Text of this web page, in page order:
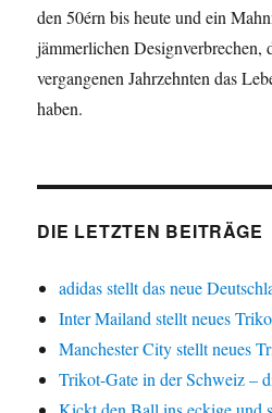
den 50érn bis heute und ein
jämmerlichen Designverbrechen,
vergangenen Jahrzehnten das
haben.
DIE LETZTEN BEITRÄGE
adidas stellt das neue
Inter Mailand stellt neues
Manchester City stellt neues
Trikot-Gate in der Schweiz –